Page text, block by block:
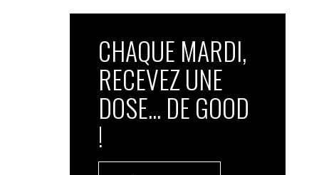
CHAQUE MARDI,
RECEVEZ UNE
DOSE... DE GOOD
!